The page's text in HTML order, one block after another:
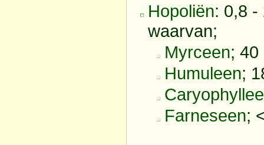
Hopoliën: 0,8 -
waarvan;
Myrceen; 40
Humuleen;
Farneseen;